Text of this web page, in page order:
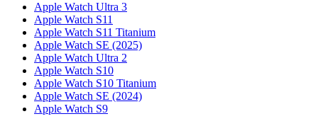
Apple Watch Ultra 3
Apple Watch S11
Apple Watch S11 Titanium
Apple Watch SE (2025)
Apple Watch Ultra 2
Apple Watch S10
Apple Watch S10 Titanium
Apple Watch SE (2024)
Apple Watch S9